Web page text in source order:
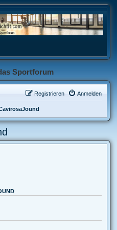
Sportforum
Anmelden
Registrieren